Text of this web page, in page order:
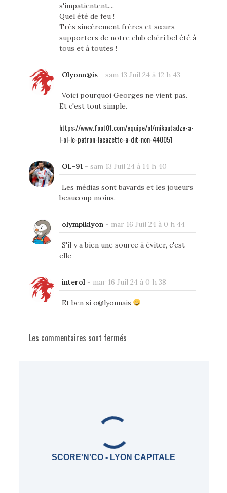
s'impatientent....
Quel été de feu !
Très sincèrement frères et sœurs
supporters de notre club chéri bel été à
tous et à toutes !
Olyonn@is- sam 13 Juil 24 à 12 h 43
Voici pourquoi Georges ne vient pas.
Et c'est tout simple.
https://www.foot01.com/equipe/ol/mikautadze-a-
l-ol-le-patron-lacazette-a-dit-non-440051
OL-91 - sam 13 Juil 24 à 14 h 40
Les médias sont bavards et les joueurs
beaucoup moins.
olympiklyon - mar 16 Juil 24 à 0 h 44
S'il y a bien une source à éviter, c'est
elle
interol - mar 16 Juil 24 à 0 h 38
Et ben si o@lyonnais
Les commentaires sont fermés
SCORE'N'CO - LYON CAPITALE